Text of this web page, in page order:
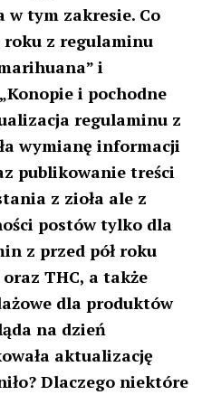
w tym zakresie. Co
roku z regulaminu
i
i pochodne
regulaminu z
wymianę informacji
publikowanie treści
z zioła ale z
postów tylko dla
z przed pół roku
THC, a także
dla produktów
na dzień
aktualizację
Dlaczego niektóre